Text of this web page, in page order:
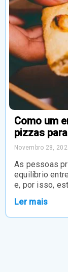
Como um
pizzas
Novembro 28,
As pessoas
equilíbrio
e, por isso,
Ler mais